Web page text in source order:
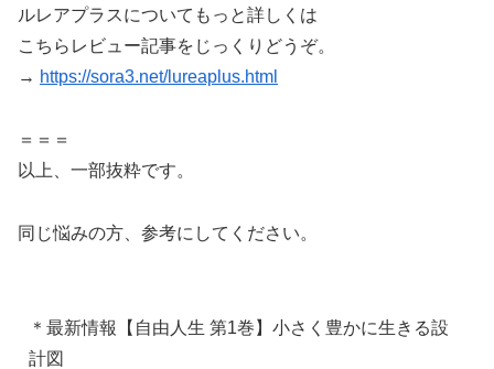
ルレアプラスについてもっと詳しくは
こちらレビュー記事をじっくりどうぞ。
→ https://sora3.net/lureaplus.html
＝＝＝
以上、一部抜粋です。
同じ悩みの方、参考にしてください。
＊最新情報【自由人生 第1巻】小さく豊かに生きる設
計図